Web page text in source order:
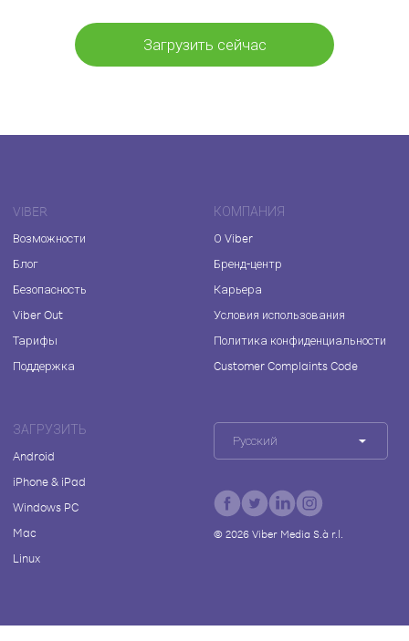
Загрузить сейчас
VIBER
Возможности
Блог
Безопасность
Viber Out
Тарифы
Поддержка
КОМПАНИЯ
О Viber
Бренд-центр
Карьера
Условия использования
Политика конфиденциальности
Customer Complaints Code
ЗАГРУЗИТЬ
Android
iPhone & iPad
Windows PC
Mac
Linux
Русский
© 2026Viber Media S.à r.l.